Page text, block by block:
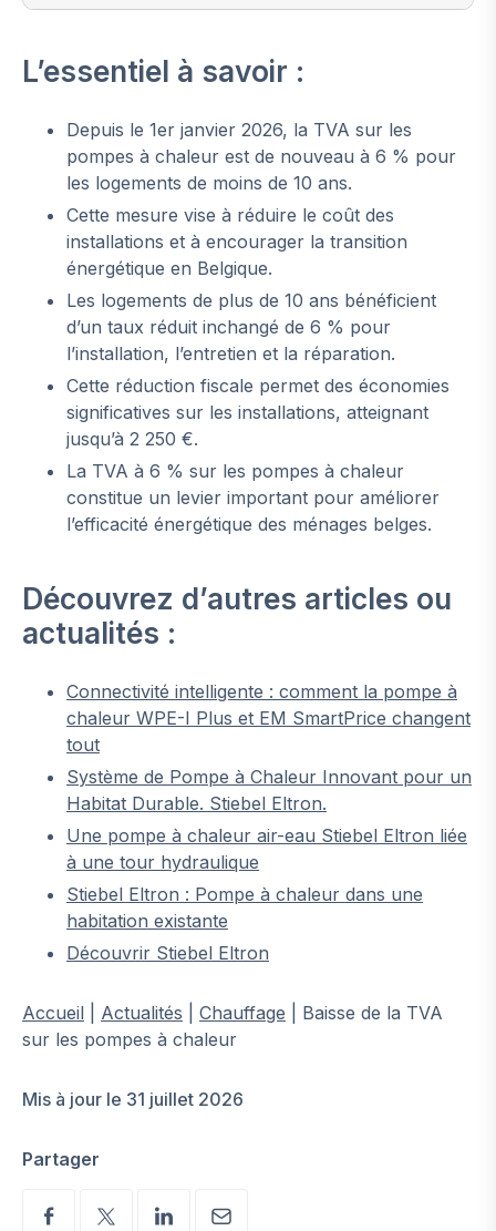
L’essentiel à savoir :
Depuis le 1er janvier 2026, la TVA sur les
pompes à chaleur est de nouveau à 6 % pour
les logements de moins de 10 ans.
Cette mesure vise à réduire le coût des
installations et à encourager la transition
énergétique en Belgique.
Les logements de plus de 10 ans bénéficient
d’un taux réduit inchangé de 6 % pour
l’installation, l’entretien et la réparation.
Cette réduction fiscale permet des économies
significatives sur les installations, atteignant
jusqu’à 2 250 €.
La TVA à 6 % sur les pompes à chaleur
constitue un levier important pour améliorer
l’efficacité énergétique des ménages belges.
Découvrez d’autres articles ou
actualités :
Connectivité intelligente : comment la pompe à
chaleur WPE-I Plus et EM SmartPrice changent
tout
Système de Pompe à Chaleur Innovant pour un
Habitat Durable. Stiebel Eltron.
Une pompe à chaleur air-eau Stiebel Eltron liée
à une tour hydraulique
Stiebel Eltron : Pompe à chaleur dans une
habitation existante
Découvrir Stiebel Eltron
Accueil Actualités Chauffage
Baisse de la TVA
sur les pompes à chaleur
Mis à jour le 31 juillet 2026
Partager